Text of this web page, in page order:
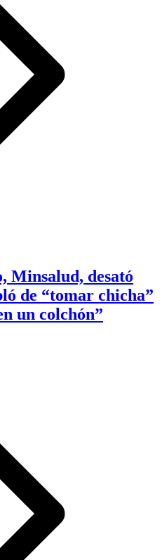
Minsalud, desató
de “tomar chicha”
un colchón”